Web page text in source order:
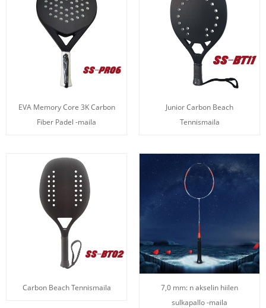
EVA Memory Core 3K Carbon
Fiber Padel -maila
Junior Carbon Beach
Tennismaila
Carbon Beach Tennismaila
7,0 mm: n akselin hiilen
sulkapallo -maila